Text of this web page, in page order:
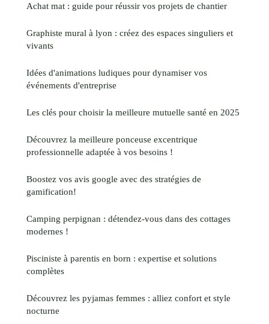
Achat mat : guide pour réussir vos projets de chantier
Graphiste mural à lyon : créez des espaces singuliers et
vivants
Idées d'animations ludiques pour dynamiser vos
événements d'entreprise
Les clés pour choisir la meilleure mutuelle santé en 2025
Découvrez la meilleure ponceuse excentrique
professionnelle adaptée à vos besoins !
Boostez vos avis google avec des stratégies de
gamification!
Camping perpignan : détendez-vous dans des cottages
modernes !
Pisciniste à parentis en born : expertise et solutions
complètes
Découvrez les pyjamas femmes : alliez confort et style
nocturne